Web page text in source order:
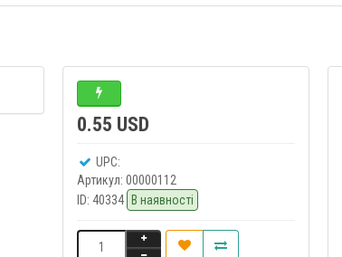
0.55 USD
UPC:
Артикул: 00000112
ID: 40334 В наявності